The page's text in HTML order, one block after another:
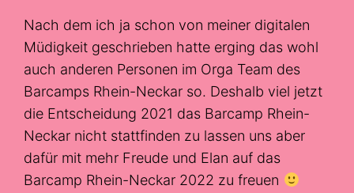
Nach dem ich ja schon von meiner digitalen
Müdigkeit geschrieben hatte erging das wohl
auch anderen Personen im Orga Team des
Barcamps Rhein-Neckar so. Deshalb viel jetzt
die Entscheidung 2021 das Barcamp Rhein-
Neckar nicht stattfinden zu lassen uns aber
dafür mit mehr Freude und Elan auf das
Barcamp Rhein-Neckar 2022 zu freuen